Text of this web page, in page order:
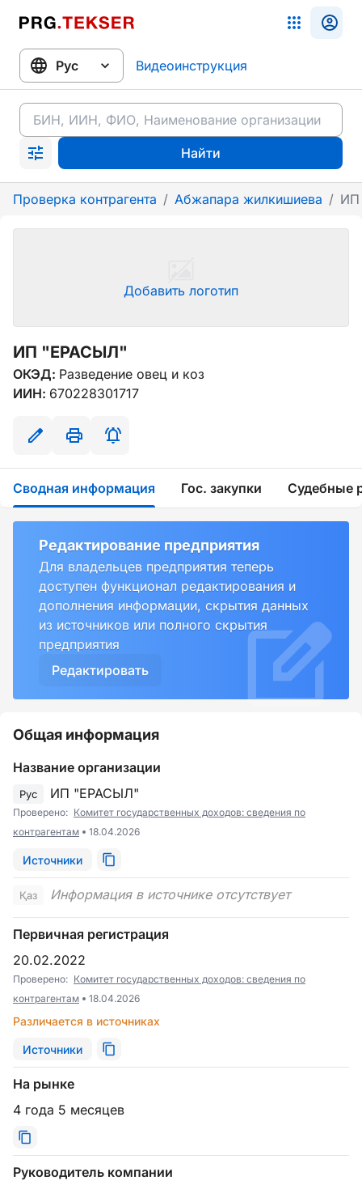
Видеоинструкция
Найти
Проверка контрагента / Абжапара жилкишиева / ИП
Добавить логотип
ИП "ЕРАСЫЛ"
ОКЭД: Разведение овец и коз
ИИН: 670228301717
Сводная информация Гос. закупки Судебные
Редактирование предприятия
Для владельцев предприятия теперь
доступен функционал редактирования и
дополнения информации, скрытия данных
из источников или полного скрытия
предприятия
Редактировать
Общая информация
Название организации
Рус ИП "ЕРАСЫЛ"
Проверено: Комитет государственных доходов: сведения по
контрагентам
18.04.2026
Источники
Қаз Информация в источнике отсутствует
Первичная регистрация
20.02.2022
Проверено: Комитет государственных доходов: сведения по
контрагентам
18.04.2026
Различается в источниках
Источники
На рынке
4 года 5 месяцев
Руководитель компании